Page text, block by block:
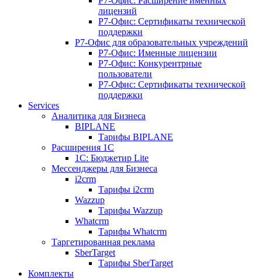
лицензий
Р7-Офис: Сертификаты технической
поддержки
Р7-Офис для образовательных учреждений
Р7-Офис: Именные лицензии
Р7-Офис: Конкурентрные
пользователи
Р7-Офис: Сертификаты технической
поддержки
Services
Аналитика для Бизнеса
BIPLANE
Тарифы BIPLANE
Расширения 1С
1C: Бюджетир Lite
Мессенджеры для Бизнеса
i2crm
Тарифы i2crm
Wazzup
Тарифы Wazzup
Whatcrm
Тарифы Whatcrm
Таргетированная реклама
SberTarget
Тарифы SberTarget
Комплекты